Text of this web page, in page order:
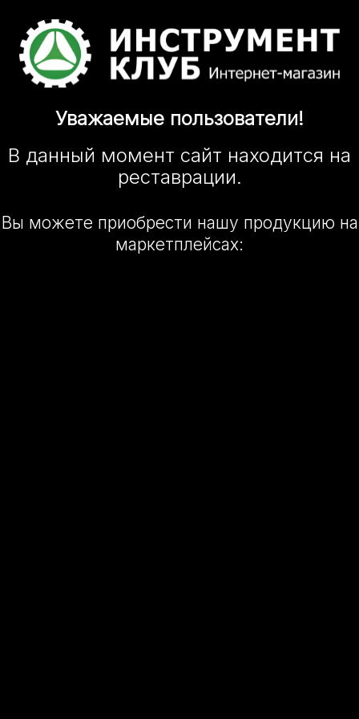
Уважаемые пользователи!
В данный момент сайт находится на
реставрации.
Вы можете приобрести нашу продукцию на
маркетплейсах: